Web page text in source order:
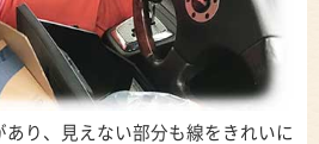
り、見えない部分も線をきれいに